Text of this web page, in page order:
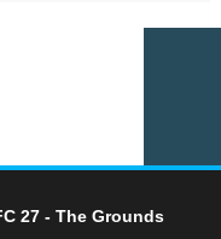
27 - The Grounds